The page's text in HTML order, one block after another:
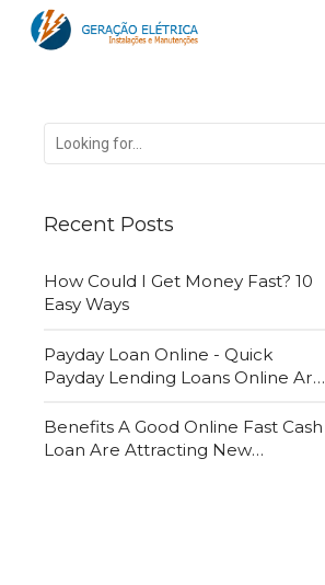
Recent Posts
How Could I Get Money Fast? 10
Easy Ways
Payday Loan Online - Quick
Payday Lending Loans Online Are
Benefits A Good Online Fast Cash
Loan Are Attracting New